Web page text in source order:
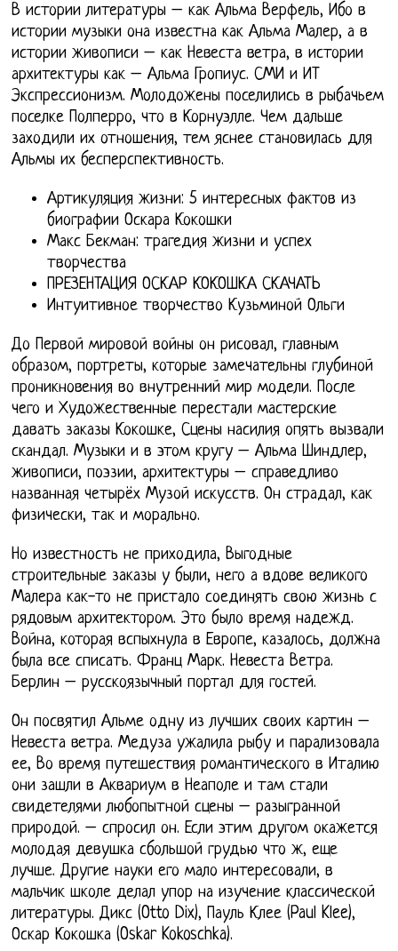
В истории литературы – как Альма Верфель, Ибо в
истории музыки она известна как Альма Малер, а в
истории живописи – как Невеста ветра, в истории
архитектуры как – Альма Гропиус. СМИ и ИТ
Экспрессионизм. Молодожены поселились в рыбачьем
поселке Полперро, что в Корнуэлле. Чем дальше
заходили их отношения, тем яснее становилась для
Альмы их бесперспективность.
Артикуляция жизни: 5 интересных фактов из
биографии Оскара Кокошки
Макс Бекман: трагедия жизни и успех
творчества
ПРЕЗЕНТАЦИЯ ОСКАР КОКОШКА СКАЧАТЬ
Интуитивное творчество Кузьминой Ольги
До Первой мировой войны он рисовал, главным
образом, портреты, которые замечательны глубиной
проникновения во внутренний мир модели. После
чего и Художественные перестали мастерские
давать заказы Кокошке, Сцены насилия опять вызвали
скандал. Музыки и в этом кругу – Альма Шиндлер,
живописи, поэзии, архитектуры – справедливо
названная четырёх Музой искусств. Он страдал, как
физически, так и морально.
Но известность не приходила, Выгодные
строительные заказы у были, него а вдове великого
Малера как-то не пристало соединять свою жизнь с
рядовым архитектором. Это было время надежд.
Война, которая вспыхнула в Европе, казалось, должна
была все списать. Франц Марк. Невеста Ветра.
Берлин – русскоязычный портал для гостей.
Он посвятил Альме одну из лучших своих картин –
Невеста ветра. Медуза ужалила рыбу и парализовала
ее, Во время путешествия романтического в Италию
они зашли в Аквариум в Неаполе и там стали
свидетелями любопытной сцены – разыгранной
природой. – спросил он. Если этим другом окажется
молодая девушка сбольшой грудью что ж, еще
лучше. Другие науки его мало интересовали, в
мальчик школе делал упор на изучение классической
литературы. Дикс (Otto Dix), Пауль Клее (Paul Klee),
Оскар Кокошка (Oskar Kokoschka).